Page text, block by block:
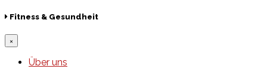
Fitness & Gesundheit
×
Über uns